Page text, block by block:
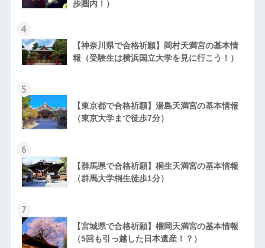
歩圏内！）
4
【神奈川県で合格祈願】岡村天満宮の基本情
報（受験生は横浜国立大学を見に行こう！）
5
【東京都で合格祈願】湯島天満宮の基本情報
（東京大学まで徒歩7分）
6
【群馬県で合格祈願】桐生天満宮の基本情報
（群馬大学桐生徒歩1分）
7
【宮城県で合格祈願】榴岡天満宮の基本情報
（5回も引っ越した日本遺産！？）